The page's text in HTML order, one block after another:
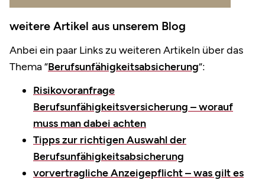
weitere Artikel aus unserem Blog
Anbei ein paar Links zu weiteren Artikeln über das
Thema “Berufsunfähigkeitsabsicherung“:
Risikovoranfrage
Berufsunfähigkeitsversicherung – worauf
muss man dabei achten
Tipps zur richtigen Auswahl der
Berufsunfähigkeitsabsicherung
vorvertragliche Anzeigepflicht – was gilt es